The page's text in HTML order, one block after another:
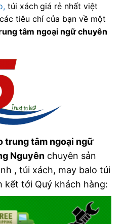
túi xách giá rẻ nhất việt
tiêu chí của bạn về một
tâm ngoại ngữ chuyên
trung tâm ngoại ngữ
Nguyênchuyên sản
, túi xách, may balo túi
kết tới Quý khách hàng: